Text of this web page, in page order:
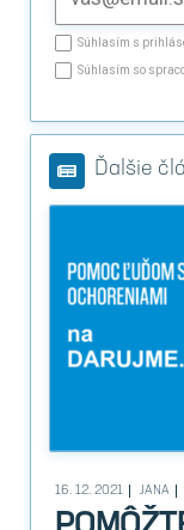
Súhlasím s
Súhlasím so
Ďalšie
16. 12. 2021 JANA